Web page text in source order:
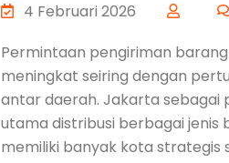
4 Februari 2026
Permintaan pengiriman
meningkat seiring dengan
antar daerah. Jakarta sebagai
utama distribusi berbagai jenis
memiliki banyak kota strategis